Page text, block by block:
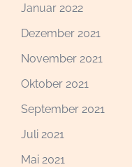
Januar 2022
Dezember 2021
November 2021
Oktober 2021
September 2021
Juli 2021
Mai 2021